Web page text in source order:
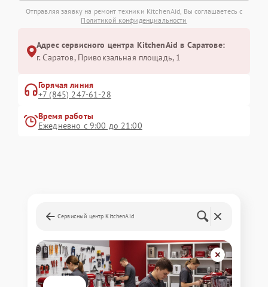
Отправляя заявку на ремонт техники KitchenAid, Вы соглашаетесь с
Политикой конфиденциальности
Адрес сервисного центра KitchenAid в Саратове:
г. Саратов, Привокзальная площадь, 1
Горячая линия
+7 (845) 247-61-28
Время работы
Ежедневно с 9:00 до 21:00
Сервисный центр KitchenAid